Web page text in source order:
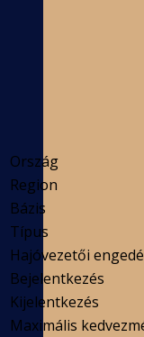
Ország
Region
Bázis
Típus
Hajóvezetői
Bejelentkezés
Kijelentkezés
Maximális